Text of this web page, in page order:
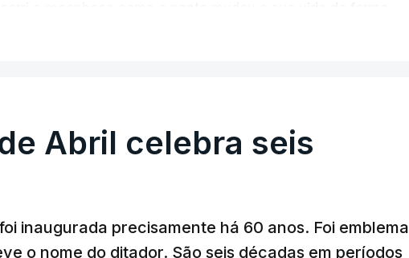
maior ponte suspensa da Europa. Os dramas e peripécias
da engenharia e da modernidade e os sinais de um
a guerra colonial já em curso.
os 60 anos da ponte 25 de Abril, Nuno Duarte revela, em
Abril celebra seis
inaugurada precisamente há 60 anos. Foi emblema
o nome do ditador. São seis décadas em períodos